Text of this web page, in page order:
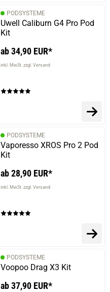
PODSYSTEME
Uwell Caliburn G4 Pro Pod
Kit
ab 34,90 EUR*
inkl. MwSt. zzgl. Versand
PODSYSTEME
Vaporesso XROS Pro 2 Pod
Kit
ab 28,90 EUR*
inkl. MwSt. zzgl. Versand
PODSYSTEME
Voopoo Drag X3 Kit
ab 37,90 EUR*